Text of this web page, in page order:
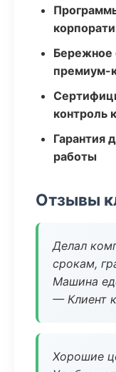
Бережное
премиум-
контроль
Гарантия
работы
Отзывы
Делал
срокам,
Машина
— Клиент
Хорошие